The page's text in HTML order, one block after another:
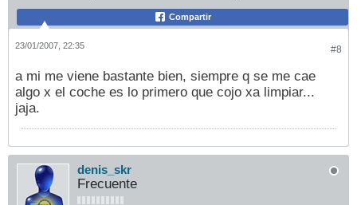
Compartir
#8
23/01/2007, 22:35
a mi me viene bastante bien, siempre q se me cae
algo x el coche es lo primero que cojo xa limpiar...
jaja.
denis_skr
Frecuente